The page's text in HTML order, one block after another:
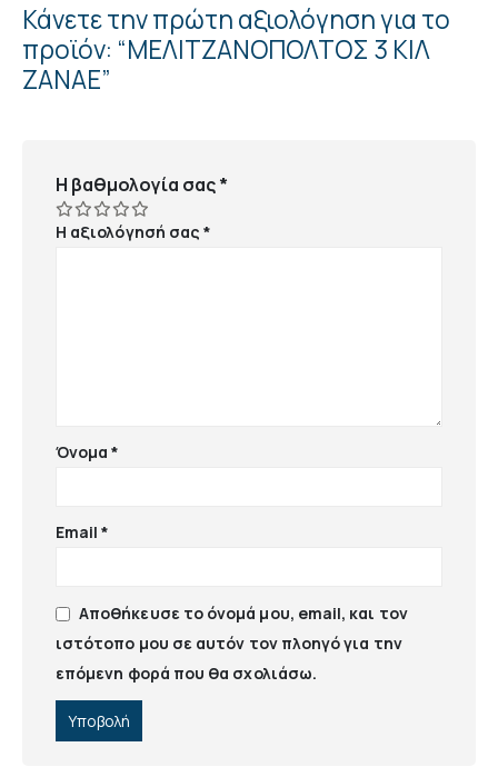
Κάνετε την πρώτη αξιολόγηση για το
προϊόν: “ΜΕΛΙΤΖΑΝΟΠΟΛΤΟΣ 3 ΚΙΛ
ΖΑΝΑΕ”
Η βαθμολογία σας*
Η αξιολόγησή σας*
Όνομα*
Email*
Αποθήκευσε το όνομά μου, email, και τον
ιστότοπο μου σε αυτόν τον πλοηγό για την
επόμενη φορά που θα σχολιάσω.